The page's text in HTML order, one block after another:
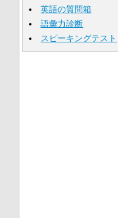
英語の質問箱
語彙力診断
スピーキングテスト